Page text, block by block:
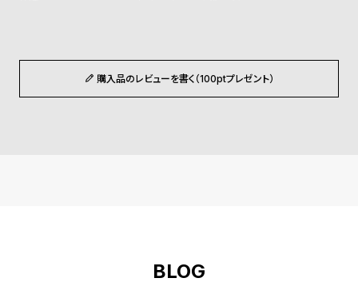
情
購入品のレビューを書く（100ptプレゼント）
BLOG